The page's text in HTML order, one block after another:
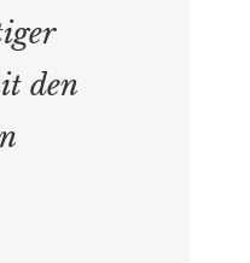
den